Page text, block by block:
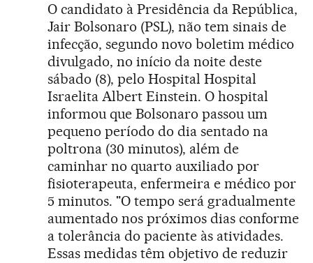
O candidato à Presidência da República,
Jair Bolsonaro (PSL), não tem sinais de
infecção, segundo novo boletim médico
divulgado, no início da noite deste
sábado (8), pelo Hospital Hospital
Israelita Albert Einstein. O hospital
informou que Bolsonaro passou um
pequeno período do dia sentado na
poltrona (30 minutos), além de
caminhar no quarto auxiliado por
fisioterapeuta, enfermeira e médico por
5 minutos. "O tempo será gradualmente
aumentado nos próximos dias conforme
a tolerância do paciente às atividades.
Essas medidas têm objetivo de reduzir